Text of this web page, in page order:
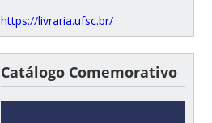
https://livraria.ufsc.br/
Catálogo Comemorativo